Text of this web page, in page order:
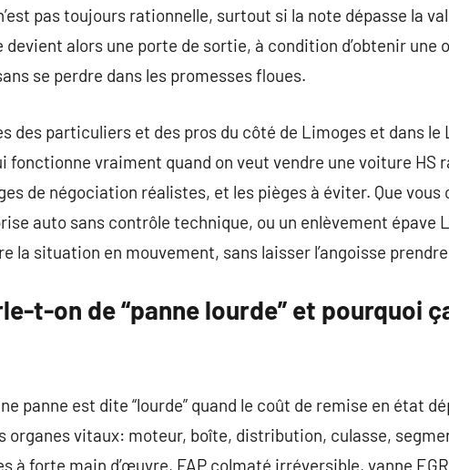
pas toujours rationnelle, surtout si la note dépasse la
alors une porte de sortie, à condition d’obtenir une
se perdre dans les promesses floues.
des particuliers et des pros du côté de Limoges et dans le
fonctionne vraiment quand on veut vendre une voiture HS
de négociation réalistes, et les pièges à éviter. Que vous
auto sans contrôle technique, ou un enlèvement épave
la situation en mouvement, sans laisser l’angoisse
t-on de “panne lourde” et pourquoi
panne est dite “lourde” quand le coût de remise en état
organes vitaux: moteur, boîte, distribution, culasse,
à forte main d’œuvre, FAP colmaté irréversible, vanne